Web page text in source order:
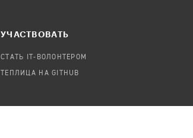
УЧАСТВОВАТЬ
СТАТЬ IT-ВОЛОНТЕРОМ
ТЕПЛИЦА НА GITHUB